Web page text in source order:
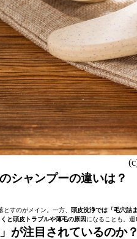
シャンプーの違いは？
すのがメイン。一方、 頭皮洗浄では「毛穴詰
くと頭皮トラブルや薄毛の原因になることも。週
が注目されているのか？